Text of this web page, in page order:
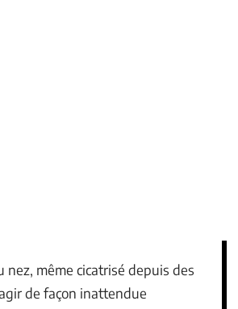
nez, même cicatrisé depuis des
de façon inattendue